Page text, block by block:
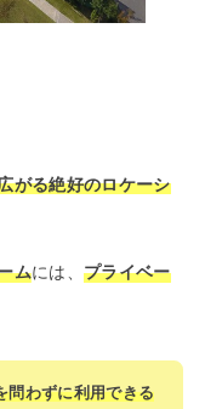
がる絶好のロケーシ
ムには、 プライベー
問わずに利用できる